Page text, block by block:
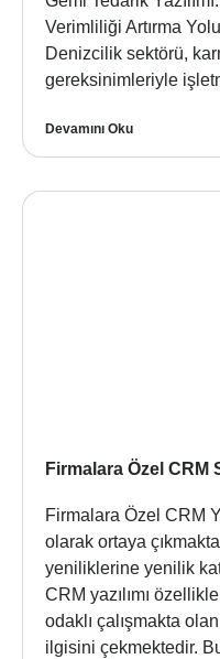
Verimliliği Artırma Yolu
Denizcilik sektörü,
gereksinimleriyle
Devamını Oku
Firmalara Özel CRM
Firmalara Özel CRM
olarak ortaya
yeniliklerine yenilik
CRM yazılımı
odaklı çalışmakta
ilgisini çekmektedir.